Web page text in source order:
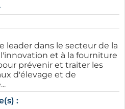
leader dans le secteur de la
et à la fourniture
prévenir et traiter les
d'élevage et de
: